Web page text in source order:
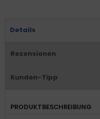
Details
Rezensionen
Kunden-Tipp
PRODUKTBESCHREIBUNG